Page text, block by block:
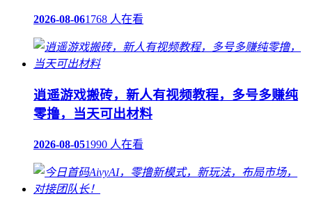
2026-08-061768 人在看
逍遥游戏搬砖，新人有视频教程，多号多赚纯
零撸，当天可出材料
2026-08-051990 人在看